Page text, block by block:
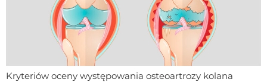
Kryteriów oceny występowania osteoartrozy kolana